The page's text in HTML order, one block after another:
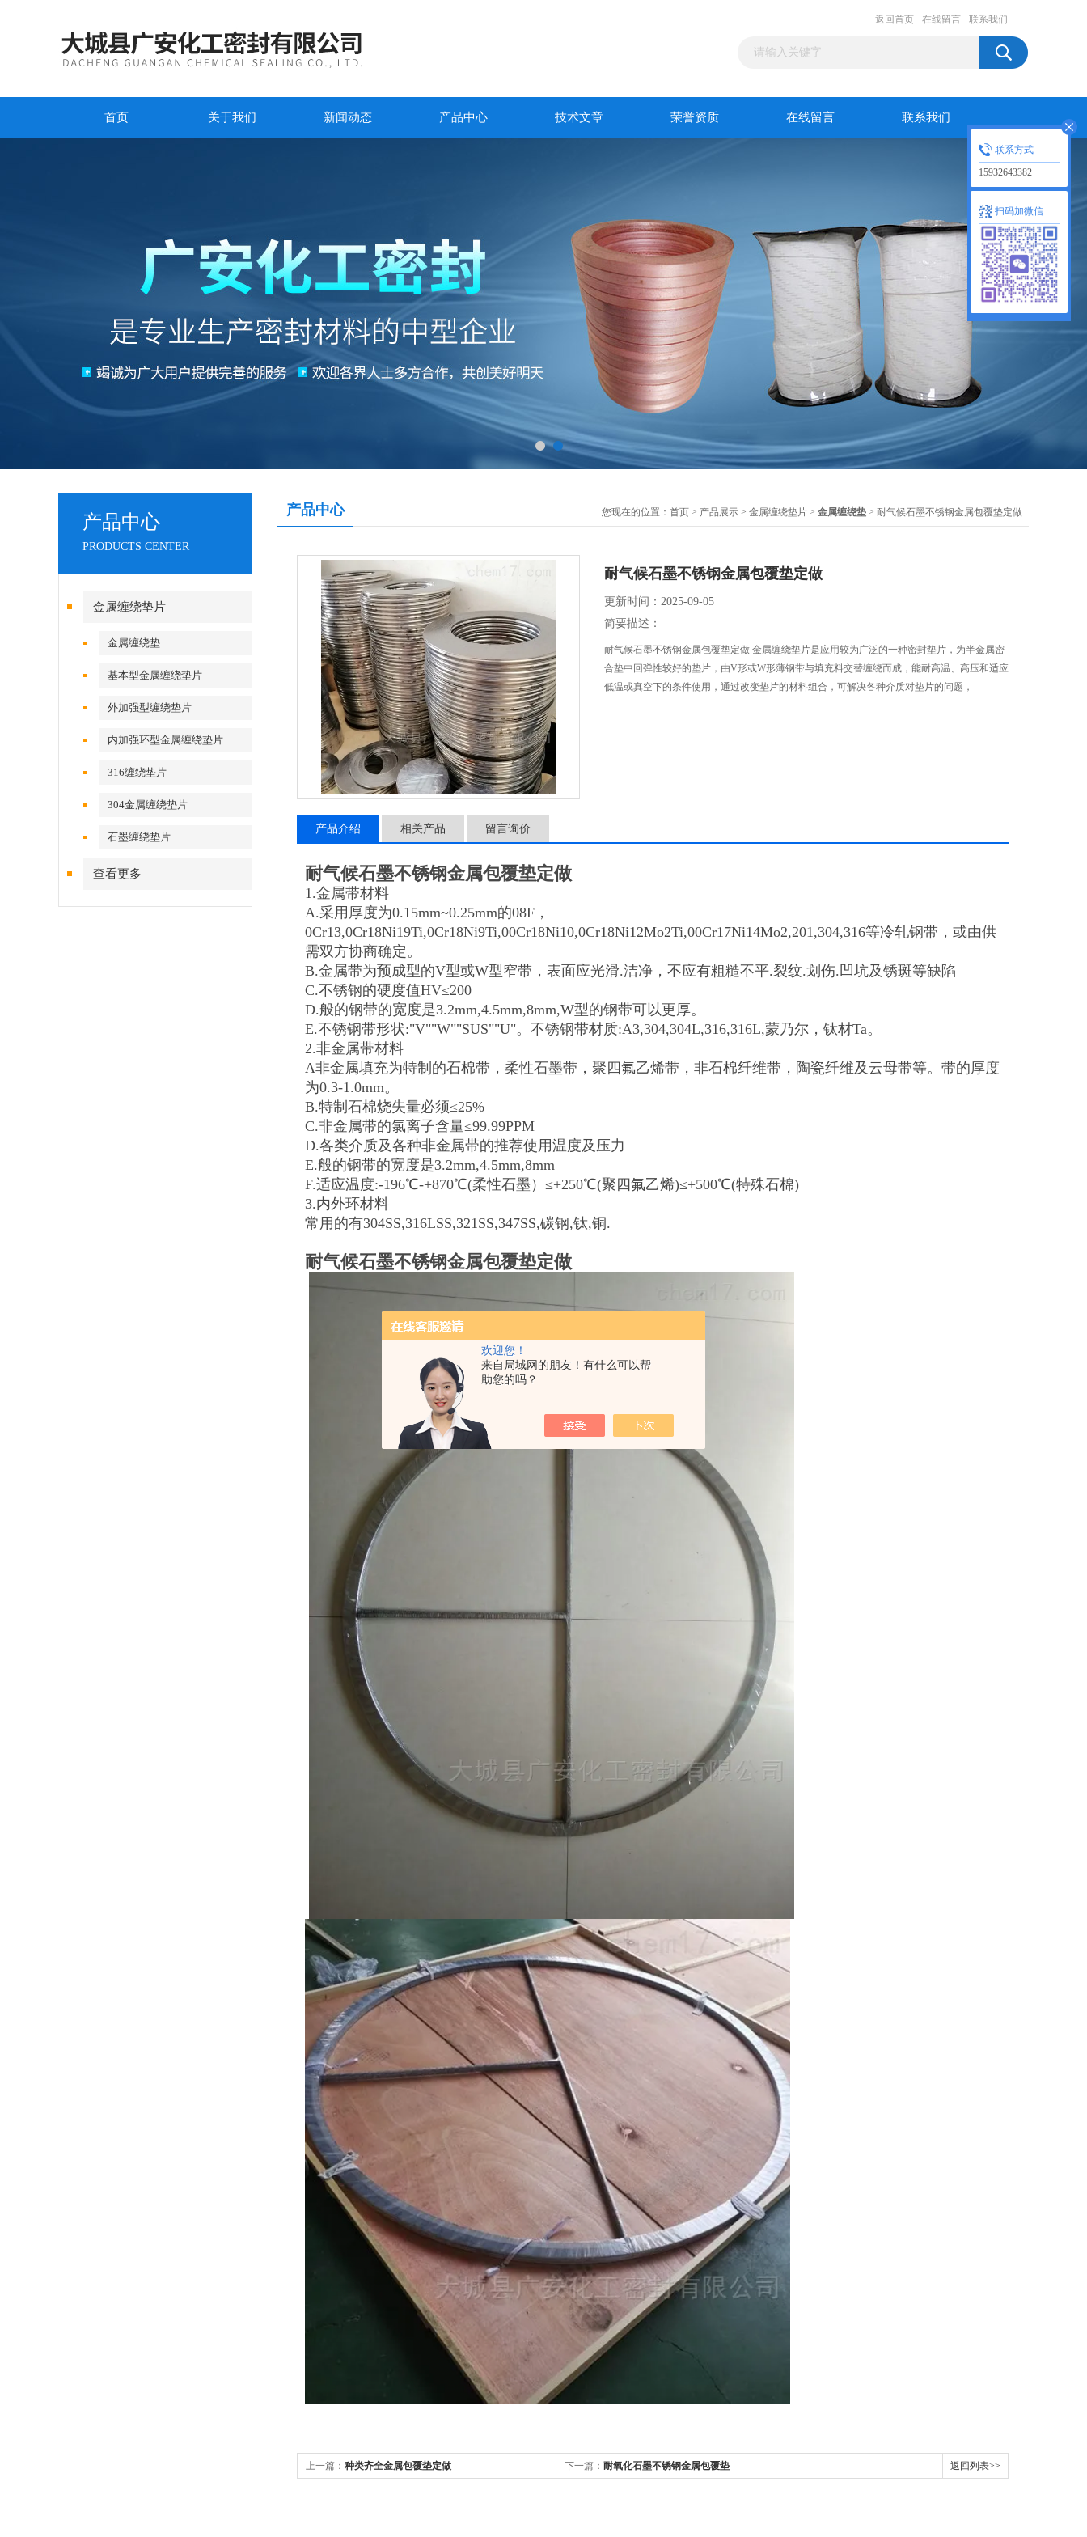
欢迎您！
来自局域网的朋友！有什么可以帮
助您的吗？
返回首页 在线留言 联系我们
首页 关于我们 新闻动态 产品中心 技术文章 荣誉资质 在线留言 联系我们
产品中心
PRODUCTS CENTER
金属缠绕垫片
金属缠绕垫
基本型金属缠绕垫片
外加强型缠绕垫片
内加强环型金属缠绕垫片
316缠绕垫片
304金属缠绕垫片
石墨缠绕垫片
查看更多
产品中心 您现在的位置： 首页 > 产品展示 > 金属缠绕垫片 > 金属缠绕垫 > 耐气候石墨不锈钢金属包覆垫定做
耐气候石墨不锈钢金属包覆垫定做
更新时间：2025-09-05
简要描述：
耐气候石墨不锈钢金属包覆垫定做 金属缠绕垫片是应用较为广泛的一种密封垫片，为半金属密
合垫中回弹性较好的垫片，由V形或W形薄钢带与填充料交替缠绕而成，能耐高温、高压和适应
低温或真空下的条件使用，通过改变垫片的材料组合，可解决各种介质对垫片的问题，
产品介绍 相关产品 留言询价
耐气候石墨不锈钢金属包覆垫定做
1.金属带材料
A.采用厚度为0.15mm~0.25mm的08F，
0Cr13,0Cr18Ni19Ti,0Cr18Ni9Ti,00Cr18Ni10,0Cr18Ni12Mo2Ti,00Cr17Ni14Mo2,201,304,316等冷轧钢带，或由供
需双方协商确定。
B.金属带为预成型的V型或W型窄带，表面应光滑.洁净，不应有粗糙不平.裂纹.划伤.凹坑及锈斑等缺陷
C.不锈钢的硬度值HV≤200
D.般的钢带的宽度是3.2mm,4.5mm,8mm,W型的钢带可以更厚。
E.不锈钢带形状:"V""W""SUS""U"。不锈钢带材质:A3,304,304L,316,316L,蒙乃尔，钛材Ta。
2.非金属带材料
A非金属填充为特制的石棉带，柔性石墨带，聚四氟乙烯带，非石棉纤维带，陶瓷纤维及云母带等。带的厚度
为0.3-1.0mm。
B.特制石棉烧失量必须≤25%
C.非金属带的氯离子含量≤99.99PPM
D.各类介质及各种非金属带的推荐使用温度及压力
E.般的钢带的宽度是3.2mm,4.5mm,8mm
F.适应温度:-196℃-+870℃(柔性石墨）≤+250℃(聚四氟乙烯)≤+500℃(特殊石棉)
3.内外环材料
常用的有304SS,316LSS,321SS,347SS,碳钢,钛,铜.
耐气候石墨不锈钢金属包覆垫定做
上一篇： 种类齐全金属包覆垫定做 下一篇： 耐氧化石墨不锈钢金属包覆垫 返回列表>>
联系方式
15932643382
扫码加微信